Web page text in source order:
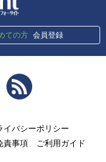
ての方 会員登録
イバシーポリシー
責事項
ご利用ガイド